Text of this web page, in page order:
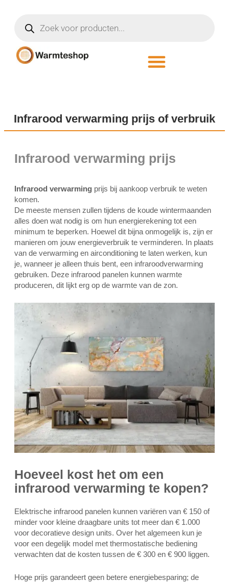
Infrarood verwarming prijs of verbruik
Infrarood verwarming prijs
Infrarood verwarming prijs bij aankoop verbruik te weten
komen.
De meeste mensen zullen tijdens de koude wintermaanden
alles doen wat nodig is om hun energierekening tot een
minimum te beperken. Hoewel dit bijna onmogelijk is, zijn er
manieren om jouw energieverbruik te verminderen. In plaats
van de verwarming en airconditioning te laten werken, kun
je, wanneer je alleen thuis bent, een infraroodverwarming
gebruiken. Deze infrarood panelen kunnen warmte
produceren, dit lijkt erg op de warmte van de zon.
Hoeveel kost het om een
infrarood verwarming te kopen?
Elektrische infrarood panelen kunnen variëren van € 150 of
minder voor kleine draagbare units tot meer dan € 1.000
voor decoratieve design units. Over het algemeen kun je
voor een degelijk model met thermostatische bediening
verwachten dat de kosten tussen de € 300 en € 900 liggen.
Hoge prijs garandeert geen betere energiebesparing; de